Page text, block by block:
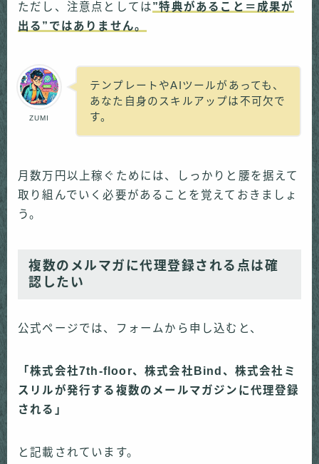
ただし、注意点としては”特典があること＝成果が
出る”ではありません。
ZUMI
テンプレートやAIツールがあっても、
あなた自身のスキルアップは不可欠で
す。
月数万円以上稼ぐためには、しっかりと腰を据えて
取り組んでいく必要があることを覚えておきましょ
う。
複数のメルマガに代理登録される点は確
認したい
公式ページでは、フォームから申し込むと、
「株式会社7th-floor、株式会社Bind、株式会社ミ
スリルが発行する複数のメールマガジンに代理登録
される」
と記載されています。